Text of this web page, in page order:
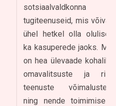
sotsiaalvaldkonna
tugiteenuseid, mis võivad
ühel hetkel olla olulised
ka kasuperede jaoks. Mul
on hea ülevaade kohalike
omavalitsuste ja riigi
teenuste võimalustest
ning nende toimimisest.